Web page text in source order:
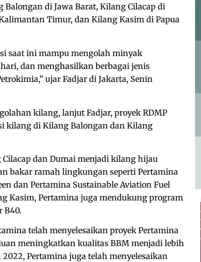
di Jawa Barat, Kilang Cilacap di
Timur, dan Kilang Kasim di Papua
saat ini mampu mengolah minyak
dan menghasilkan berbagai jenis
ujar Fadjar di Jakarta, Senin
kilang, lanjut Fadjar, proyek RDMP
kilang di Kilang Balongan dan Kilang
dan Dumai menjadi kilang hijau
bakar ramah lingkungan seperti Pertamina
dan Pertamina Sustainable Aviation Fuel
Kasim, Pertamina juga mendukung program
B40.
telah menyelesaikan proyek Pertamina
meningkatkan kualitas BBM menjadi lebih
Pertamina juga telah menyelesaikan